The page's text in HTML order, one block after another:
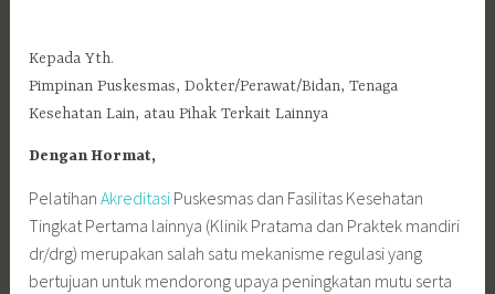
Kepada Yth.
Pimpinan Puskesmas, Dokter/Perawat/Bidan, Tenaga
Kesehatan Lain, atau Pihak Terkait Lainnya
Dengan Hormat,
PelatihanAkreditasi Puskesmas dan Fasilitas Kesehatan
Tingkat Pertama lainnya (Klinik Pratama dan Praktek mandiri
dr/drg) merupakan salah satu mekanisme regulasi yang
bertujuan untuk mendorong upaya peningkatan mutu serta